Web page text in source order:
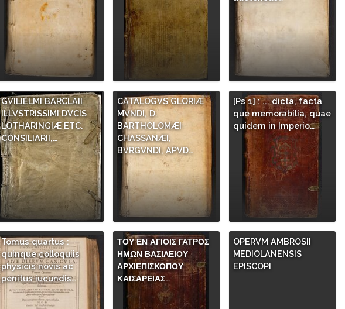
GVILIELMI BARCLAII
ILLVSTRISSIMI DVCIS
LOTHARINGIÆ ETC.
CONSILIARII,…
CATALOGVS GLORIÆ
MVNDI, D.
BARTHOLOMÆI
CHASSANÆI,
BVRGVNDI, APVD…
[Ps 1] : ... dicta, facta
que memorabilia, quae
quidem in Imperio…
Tomus quartus :
quinque colloquiis
physicis novis ac
penitus iucundis…
ΤΟΥ ΕΝ ΑΓΙΟΙΣ ΓΑΤΡΟΣ
ΗΜΩΝ ΒΑΣΙΛΕΙΟΥ
ΑΡΧΙΕΠΙΣΚΟΠΟΥ
ΚΑΙΣΑΡΕΙΑΣ…
OPERVM AMBROSII
MEDIOLANENSIS
EPISCOPI